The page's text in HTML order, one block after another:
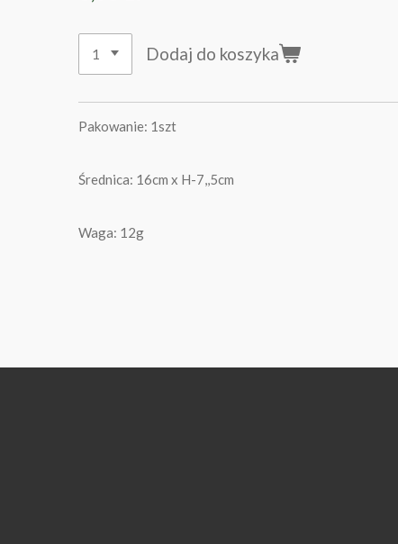
Dodaj do koszyka
Pakowanie: 1szt
Średnica: 16cm x H-7,,5cm
Waga: 12g